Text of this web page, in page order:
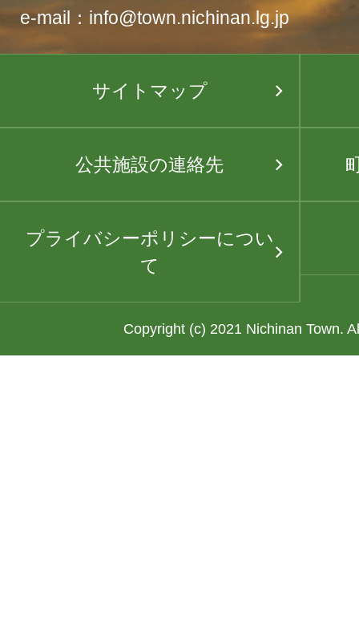
e-mail：info@town.nichinan.lg.jp
サイトマップ
公共施設の連絡先
プライバシーポリシーについ
て
Copyright (c) 2021 Nichinan Town.